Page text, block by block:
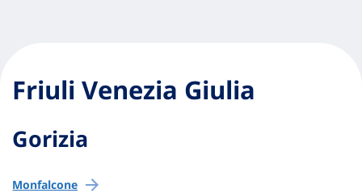
Friuli Venezia Giulia
Gorizia
Monfalcone